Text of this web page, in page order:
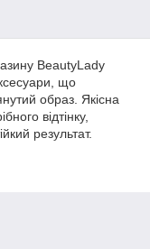
BeautyLady
що
образ. Якісна
відтінку,
результат.